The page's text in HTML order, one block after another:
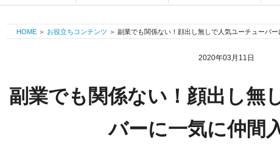
キ
HOME ＞ お役立ちコンテンツ ＞ 副業でも関係ない！顔出し無しで人気ユーチューバー
2020年03月11日
副業でも関係ない！顔出し無
バーに一気に仲間